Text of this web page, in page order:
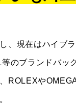
、現在はハイブ
のブランドバッ
ROLEXや